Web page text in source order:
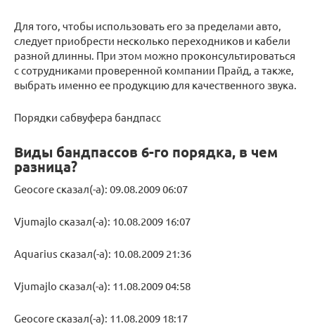
Для того, чтобы использовать его за пределами авто,
следует приобрести несколько переходников и кабели
разной длинны. При этом можно проконсультироваться
с сотрудниками проверенной компании Прайд, а также,
выбрать именно ее продукцию для качественного звука.
Порядки сабвуфера бандпасс
Виды бандпассов 6-го порядка, в чем
разница?
Geocore сказал(-а): 09.08.2009 06:07
Vjumajlo сказал(-а): 10.08.2009 16:07
Aquarius сказал(-а): 10.08.2009 21:36
Vjumajlo сказал(-а): 11.08.2009 04:58
Geocore сказал(-а): 11.08.2009 18:17